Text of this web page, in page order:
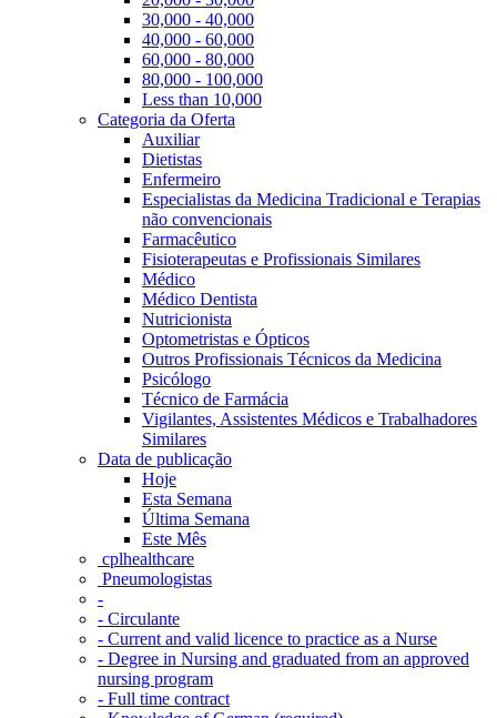
30,000 - 40,000
40,000 - 60,000
60,000 - 80,000
80,000 - 100,000
Less than 10,000
Categoria da Oferta
Auxiliar
Dietistas
Enfermeiro
Especialistas da Medicina Tradicional e Terapias
não convencionais
Farmacêutico
Fisioterapeutas e Profissionais Similares
Médico
Médico Dentista
Nutricionista
Optometristas e Ópticos
Outros Profissionais Técnicos da Medicina
Psicólogo
Técnico de Farmácia
Vigilantes, Assistentes Médicos e Trabalhadores
Similares
Data de publicação
Hoje
Esta Semana
Última Semana
Este Mês
‎ cplhealthcare‬
Pneumologistas
-
- Circulante
- Current and valid licence to practice as a Nurse
- Degree in Nursing and graduated from an approved
nursing program
- Full time contract